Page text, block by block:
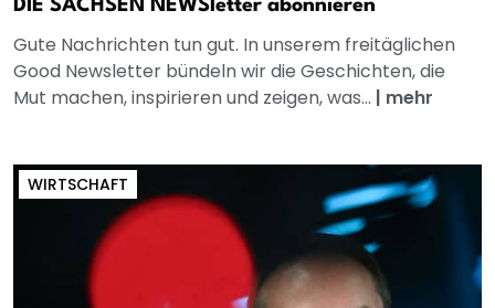
DIE SACHSEN NEWSletter abonnieren
Gute Nachrichten tun gut. In unserem freitäglichen
Good Newsletter bündeln wir die Geschichten, die
Mut machen, inspirieren und zeigen, was... | mehr
WIRTSCHAFT